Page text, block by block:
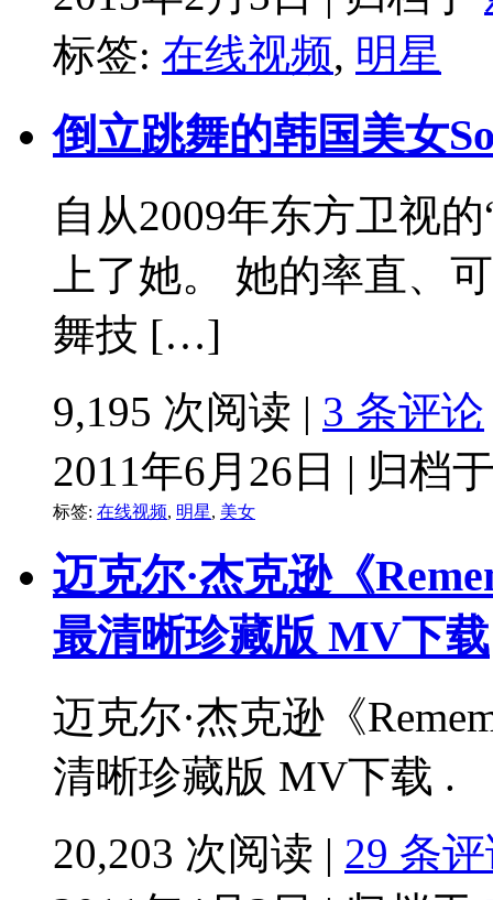
标签: 在线视频, 明星
倒立跳舞的韩国美女
自从2009年东方卫视
上了她。 她的率直、
舞技 […]
9,195 次阅读 | 3 条评论
2011年6月26日 | 归档
标签: 在线视频, 明星, 美女
迈克尔·杰克逊《
最清晰珍藏版 MV下载
迈克尔·杰克逊《
清晰珍藏版 MV下载 .
20,203 次阅读 | 29 条